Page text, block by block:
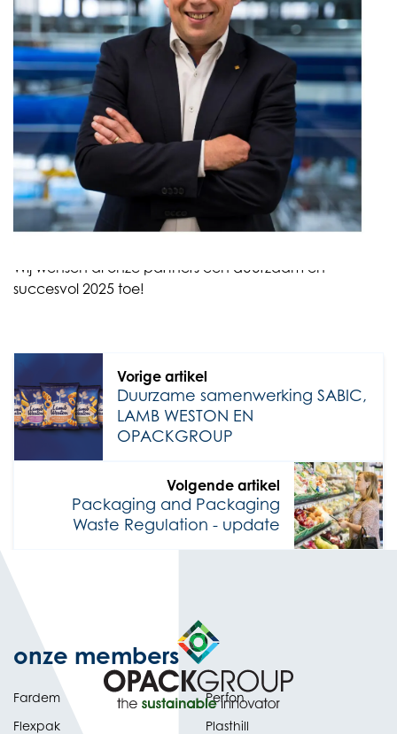
OPACKGROUP in 2024 een sterke basis gelegd voor de
toekomst. De organisatie blijft gefocust op
optimalisatie, groei en klanttevredenheid. Nieuwe
klanten, innovatieve producten en versterkte
ketensamenwerkingen tonen aan dat OPACKGROUP
veerkrachtig is en klaar is voor de toekomst.
Hanegraaf: “Met de investeringen in machines,
mensen en duurzame productinnovaties hebben we
een mooie basis gelegd voor een succesvol 2025!”
Wij wensen al onze partners een duurzaam en
succesvol 2025 toe!
Vorige artikel
Duurzame samenwerking SABIC,
LAMB WESTON EN
OPACKGROUP
Volgende artikel
Packaging and Packaging
Waste Regulation - update
onze members
Fardem
Flexpak
Perfon
Plasthill